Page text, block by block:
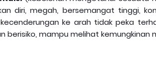
diri, megah, bersemangat tinggi,
ke arah tidak peka
berisiko, mampu melihat kemungkinan